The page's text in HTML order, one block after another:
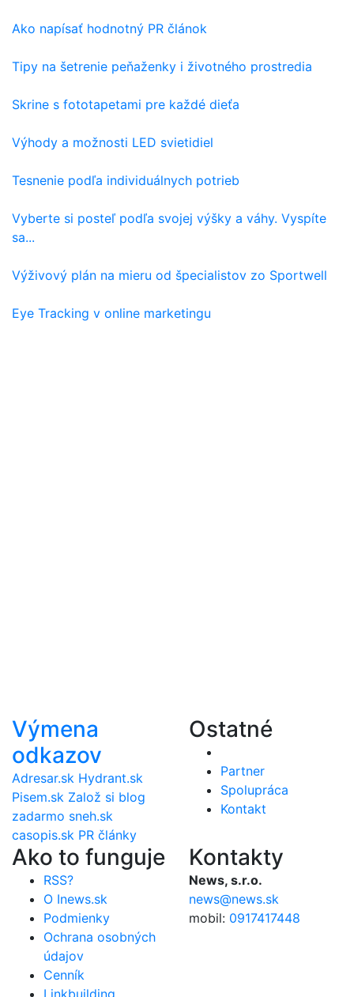
Ako napísať hodnotný PR článok
Tipy na šetrenie peňaženky i životného prostredia
Skrine s fototapetami pre každé dieťa
Výhody a možnosti LED svietidiel
Tesnenie podľa individuálnych potrieb
Vyberte si posteľ podľa svojej výšky a váhy. Vyspíte
sa...
Výživový plán na mieru od špecialistov zo Sportwell
Eye Tracking v online marketingu
Výmena
odkazov
Adresar.sk Hydrant.sk
Pisem.sk Založ si blog
zadarmo sneh.sk
casopis.sk PR články
Ostatné
Partner
Spolupráca
Kontakt
Ako to funguje
RSS?
O Inews.sk
Podmienky
Ochrana osobných
údajov
Cenník
Kontakty
News, s.r.o.
news@news.sk
mobil: 0917417448